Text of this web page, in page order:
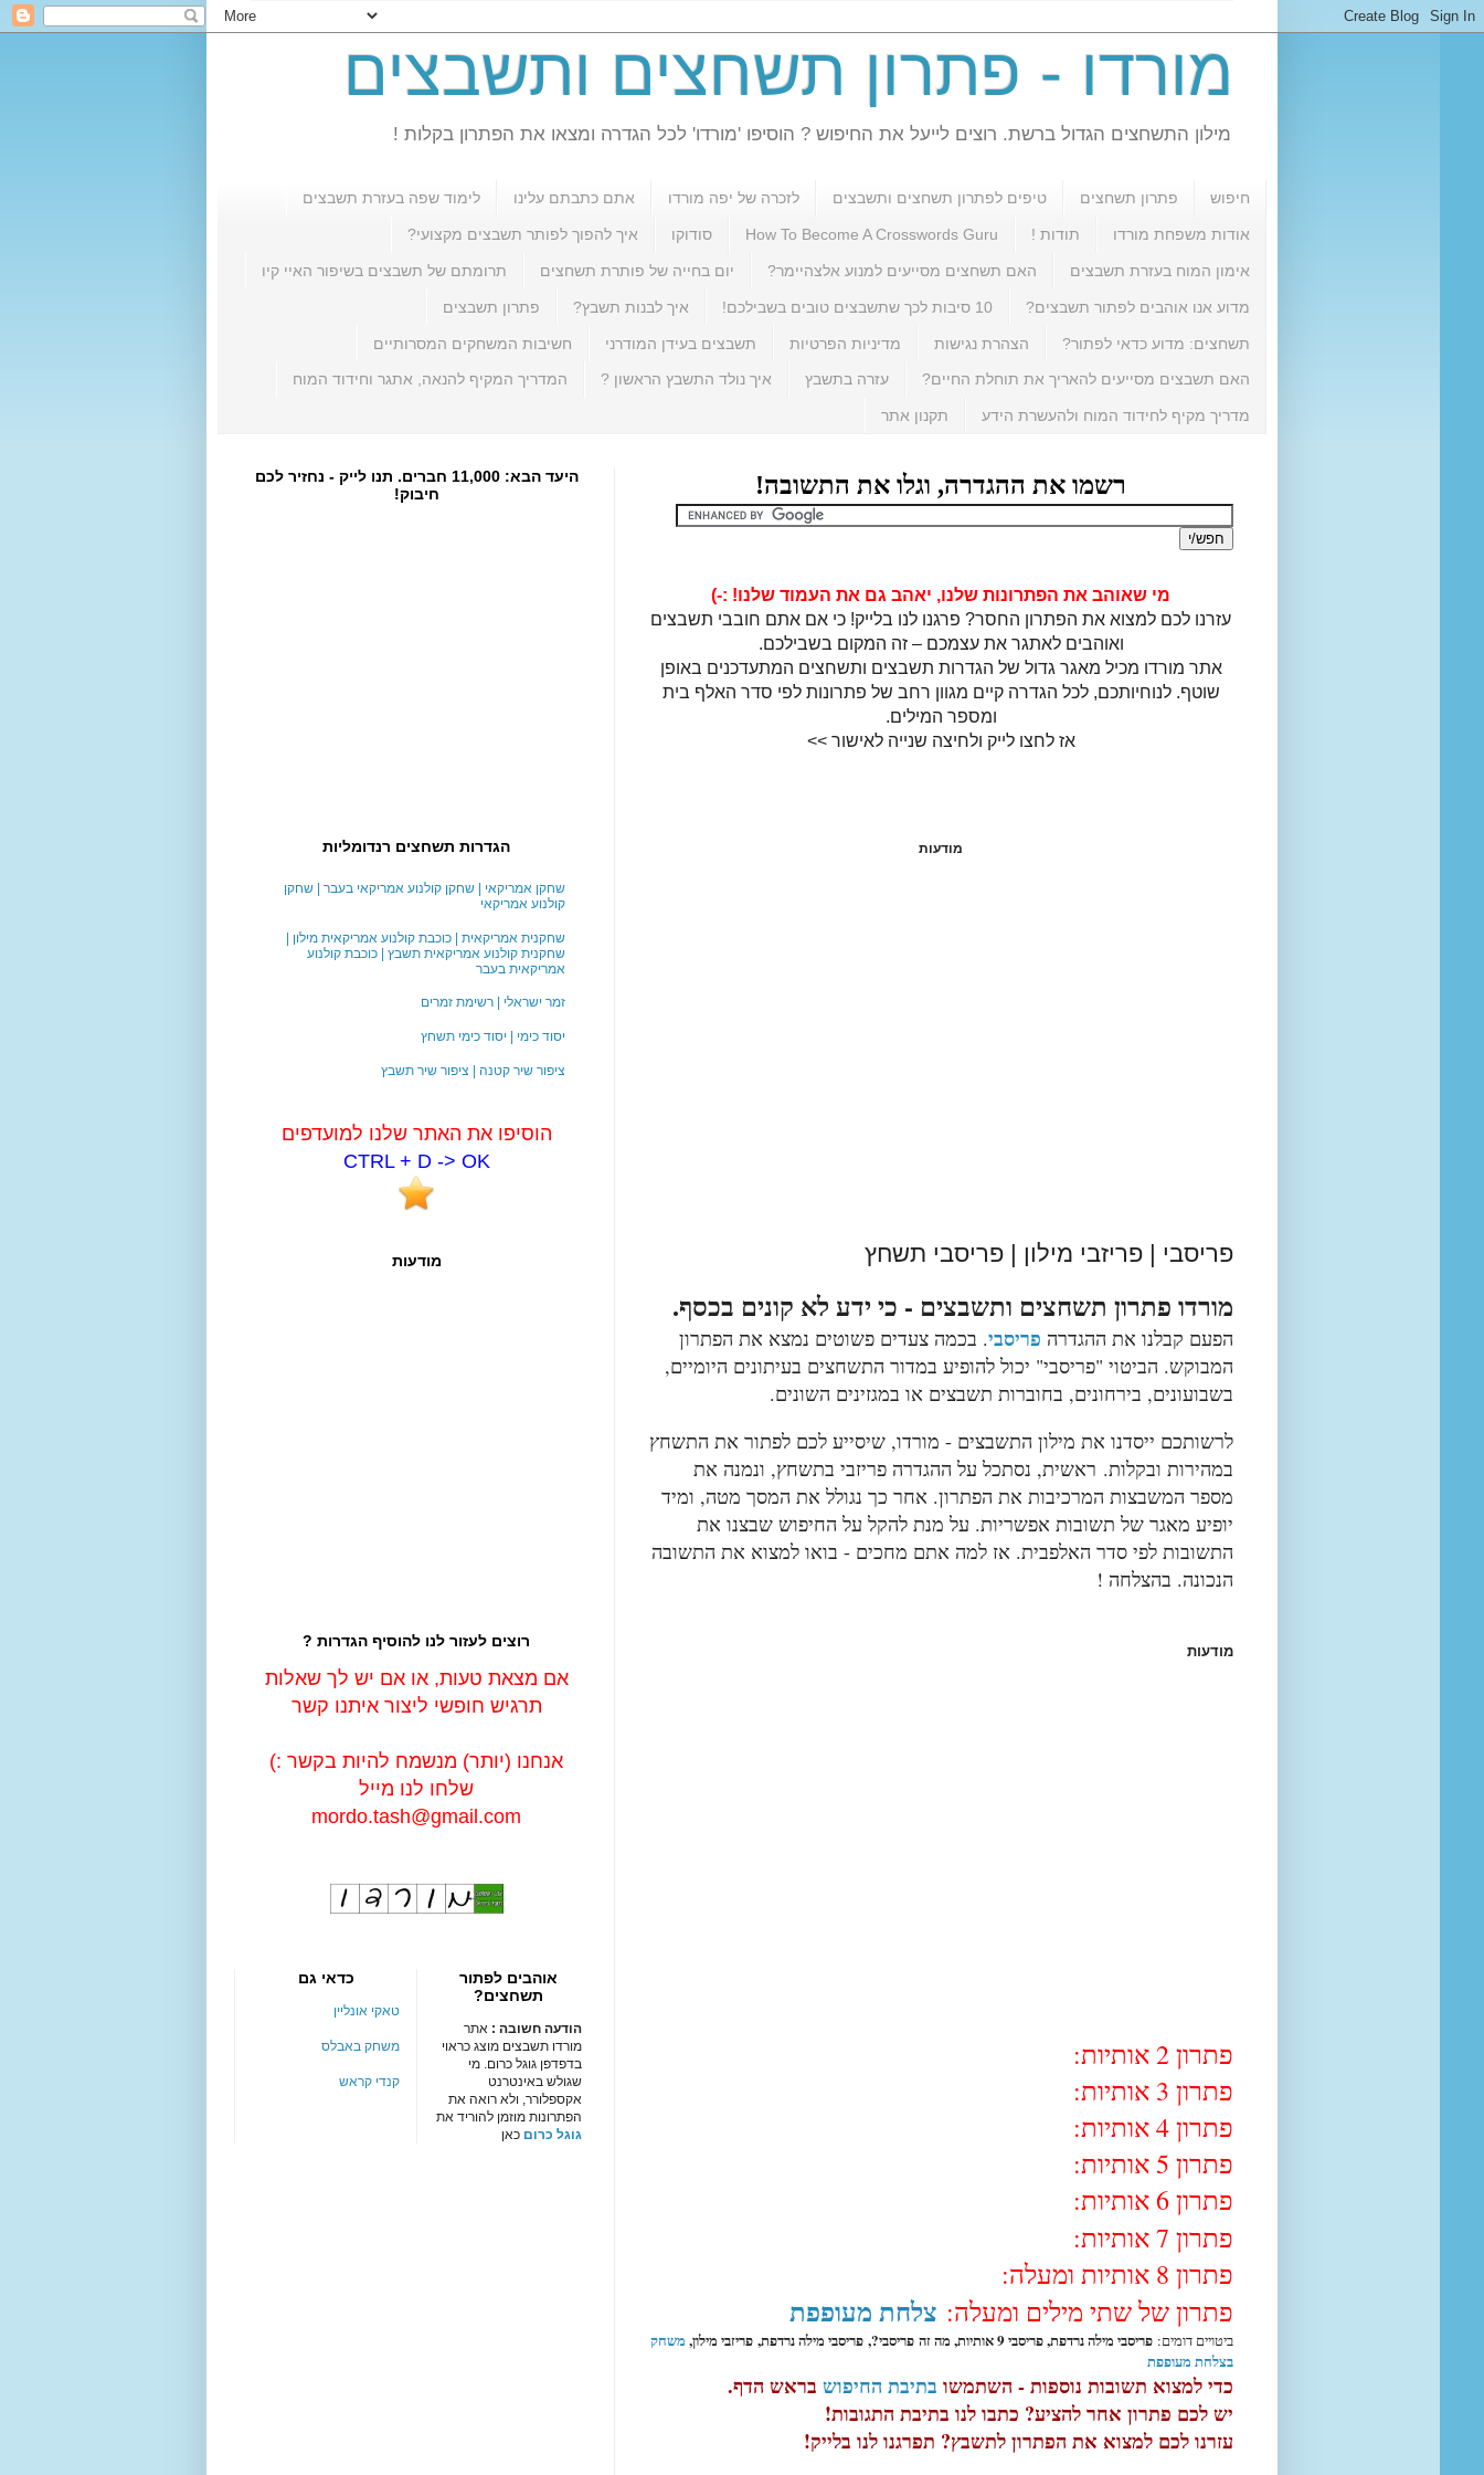
מורדו - פתרון תשחצים ותשבצים
מילון התשחצים הגדול ברשת. רוצים לייעל את החיפוש ? הוסיפו 'מורדו' לכל הגדרה ומצאו את הפתרון בקלות !
חיפוש פתרון תשחצים טיפים לפתרון תשחצים ותשבצים לזכרה של יפה מורדו אתם כתבתם עלינו לימוד שפה בעזרת תשבצים
אודות משפחת מורדו תודות ! How To Become A Crosswords Guru סודוקו איך להפוך לפותר תשבצים מקצועי?
אימון המוח בעזרת תשבצים האם תשחצים מסייעים למנוע אלצהיימר? יום בחייה של פותרת תשחצים תרומתם של תשבצים בשיפור האיי קיו
מדוע אנו אוהבים לפתור תשבצים? 10 סיבות לכך שתשבצים טובים בשבילכם! איך לבנות תשבץ? פתרון תשבצים
תשחצים: מדוע כדאי לפתור? הצהרת נגישות מדיניות הפרטיות תשבצים בעידן המודרני חשיבות המשחקים המסרותיים
האם תשבצים מסייעים להאריך את תוחלת החיים? עזרה בתשבץ איך נולד התשבץ הראשון ? המדריך המקיף להנאה, אתגר וחידוד המוח
מדריך מקיף לחידוד המוח ולהעשרת הידע תקנון אתר
רשמו את ההגדרה, וגלו את התשובה!
מי שאוהב את הפתרונות שלנו, יאהב גם את העמוד שלנו! :-)
עזרנו לכם למצוא את הפתרון החסר? פרגנו לנו בלייק! כי אם אתם חובבי תשבצים
ואוהבים לאתגר את עצמכם – זה המקום בשבילכם.
אתר מורדו מכיל מאגר גדול של הגדרות תשבצים ותשחצים המתעדכנים באופן
שוטף. לנוחיותכם, לכל הגדרה קיים מגוון רחב של פתרונות לפי סדר האלף בית
ומספר המילים.
אז לחצו לייק ולחיצה שנייה לאישור >>
מודעות
פריסבי | פריזבי מילון | פריסבי תשחץ
מורדו פתרון תשחצים ותשבצים - כי ידע לא קונים בכסף.
הפעם קבלנו את ההגדרה פריסבי. בכמה צעדים פשוטים נמצא את הפתרון
המבוקש. הביטוי "פריסבי" יכול להופיע במדור התשחצים בעיתונים היומיים,
בשבועונים, בירחונים, בחוברות תשבצים או במגזינים השונים.
לרשותכם ייסדנו את מילון התשבצים - מורדו, שיסייע לכם לפתור את התשחץ
במהירות ובקלות. ראשית, נסתכל על ההגדרה פריזבי בתשחץ, ונמנה את
מספר המשבצות המרכיבות את הפתרון. אחר כך נגולל את המסך מטה, ומיד
יופיע מאגר של תשובות אפשריות. על מנת להקל על החיפוש שבצנו את
התשובות לפי סדר האלפבית. אז למה אתם מחכים - בואו למצוא את התשובה
הנכונה. בהצלחה !
מודעות
פתרון 2 אותיות:
פתרון 3 אותיות:
פתרון 4 אותיות:
פתרון 5 אותיות:
פתרון 6 אותיות:
פתרון 7 אותיות:
פתרון 8 אותיות ומעלה:
פתרון של שתי מילים ומעלה: צלחת מעופפת
ביטויים דומים: פריסבי מילה נרדפת, פריסבי 9 אותיות, מה זה פריסבי?, פריסבי מילה נרדפת, פריזבי מילון,
משחק
בצלחת מעופפת
כדי למצוא תשובות נוספות - השתמשו בתיבת החיפוש בראש הדף.
יש לכם פתרון אחר להציע? כתבו לנו בתיבת התגובות!
עזרנו לכם למצוא את הפתרון לתשבץ? תפרגנו לנו בלייק!
היעד הבא: 11,000 חברים. תנו לייק - נחזיר לכם
חיבוק!
הגדרות תשחצים רנדומליות
שחקן אמריקאי | שחקן קולנוע אמריקאי בעבר | שחקן
קולנוע אמריקאי
שחקנית אמריקאית | כוכבת קולנוע אמריקאית מילון |
שחקנית קולנוע אמריקאית תשבץ | כוכבת קולנוע
אמריקאית בעבר
זמר ישראלי | רשימת זמרים
יסוד כימי | יסוד כימי תשחץ
ציפור שיר קטנה | ציפור שיר תשבץ
הוסיפו את האתר שלנו למועדפים
CTRL + D -> OK
מודעות
רוצים לעזור לנו להוסיף הגדרות ?
אם מצאת טעות, או אם יש לך שאלות
תרגיש חופשי ליצור איתנו קשר
אנחנו (יותר) מנשמח להיות בקשר :)
שלחו לנו מייל
mordo.tash@gmail.com
אוהבים לפתור
תשחצים?
הודעה חשובה : אתר
מורדו תשבצים מוצג כראוי
בדפדפן גוגל כרום. מי
שגולש באינטרנט
אקספלורר, ולא רואה את
הפתרונות מוזמן להוריד את
גוגל כרום כאן
כדאי גם
טאקי אונליין
משחק באבלס
קנדי קראש